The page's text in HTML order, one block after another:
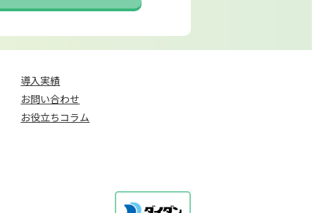
導入実績
お問い合わせ
お役立ちコラム